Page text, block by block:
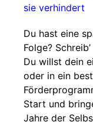
sie verhindert⁠⁠⁠⁠
Du hast eine
Folge?
Du willst dein
oder in ein
Start und
Jahre der